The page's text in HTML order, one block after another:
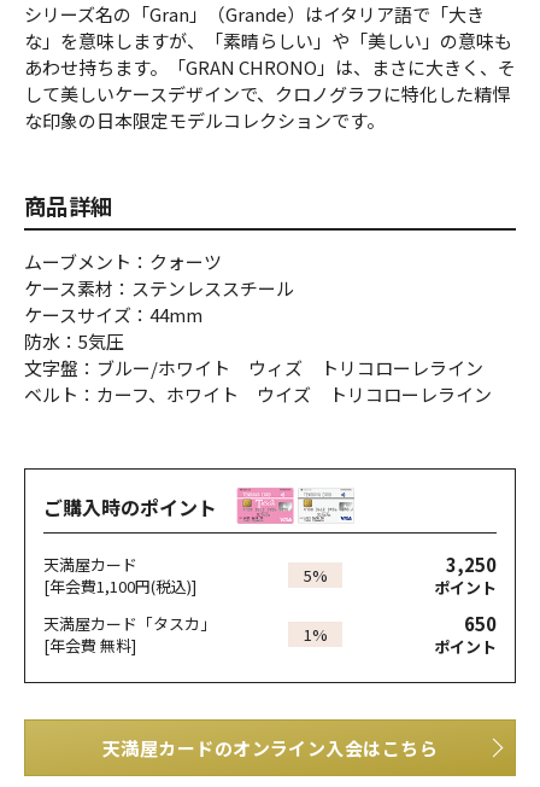
シリーズ名の「Gran」（Grande）はイタリア語で「大き
な」を意味しますが、「素晴らしい」や「美しい」の意味も
あわせ持ちます。「GRAN CHRONO」は、まさに大きく、そ
して美しいケースデザインで、クロノグラフに特化した精悍
な印象の日本限定モデルコレクションです。
商品詳細
ムーブメント：クォーツ
ケース素材：ステンレススチール
ケースサイズ：44mm
防水：5気圧
文字盤：ブルー/ホワイト ウィズ トリコローレライン
ベルト：カーフ、ホワイト ウイズ トリコローレライン
ご購入時のポイント
天満屋カード
[年会費1,100円(税込)]
5% 3,250
ポイント
天満屋カード「タスカ」
[年会費 無料]
1% 650
ポイント
天満屋カードのオンライン入会はこちら